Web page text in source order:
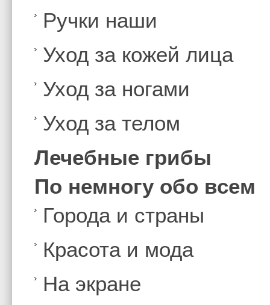
Ручки наши
Уход за кожей лица
Уход за ногами
Уход за телом
Лечебные грибы
По немногу обо всем
Города и страны
Красота и мода
На экране